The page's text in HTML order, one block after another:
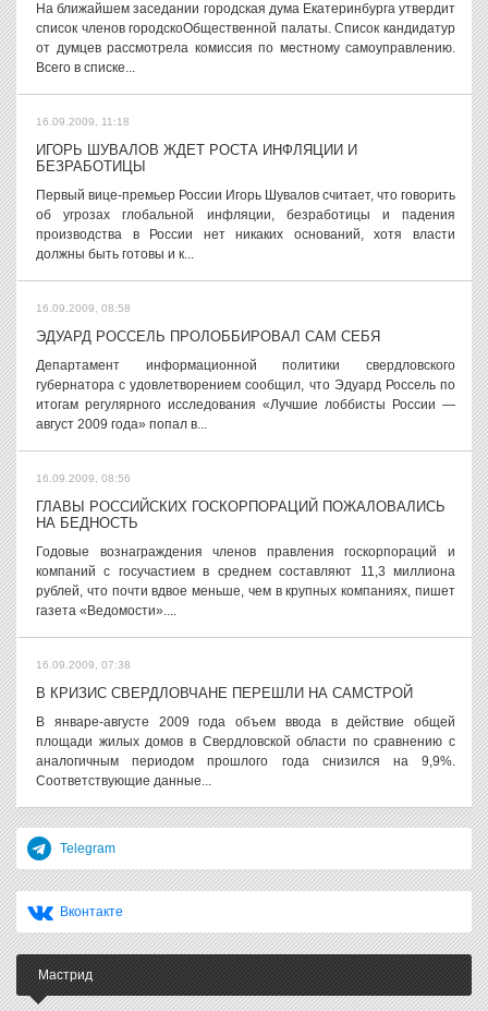
На ближайшем заседании городская дума Екатеринбурга утвердит
список членов городскоОбщественной палаты. Список кандидатур
от думцев рассмотрела комиссия по местному самоуправлению.
Всего в списке...
16.09.2009, 11:18
ИГОРЬ ШУВАЛОВ ЖДЕТ РОСТА ИНФЛЯЦИИ И
БЕЗРАБОТИЦЫ
Первый вице-премьер России Игорь Шувалов считает, что говорить
об угрозах глобальной инфляции, безработицы и падения
производства в России нет никаких оснований, хотя власти
должны быть готовы и к...
16.09.2009, 08:58
ЭДУАРД РОССЕЛЬ ПРОЛОББИРОВАЛ САМ СЕБЯ
Департамент информационной политики свердловского
губернатора с удовлетворением сообщил, что Эдуард Россель по
итогам регулярного исследования «Лучшие лоббисты России —
август 2009 года» попал в...
16.09.2009, 08:56
ГЛАВЫ РОССИЙСКИХ ГОСКОРПОРАЦИЙ ПОЖАЛОВАЛИСЬ
НА БЕДНОСТЬ
Годовые вознаграждения членов правления госкорпораций и
компаний с госучастием в среднем составляют 11,3 миллиона
рублей, что почти вдвое меньше, чем в крупных компаниях, пишет
газета «Ведомости»....
16.09.2009, 07:38
В КРИЗИС СВЕРДЛОВЧАНЕ ПЕРЕШЛИ НА САМСТРОЙ
В январе-августе 2009 года объем ввода в действие общей
площади жилых домов в Свердловской области по сравнению с
аналогичным периодом прошлого года снизился на 9,9%.
Соответствующие данные...
Telegram
Вконтакте
Мастрид